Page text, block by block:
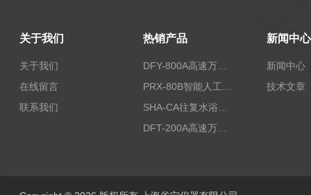
关于我们
关于我们
在线留言
联系我们
热销产品 新闻中心
新闻中心
技术文章